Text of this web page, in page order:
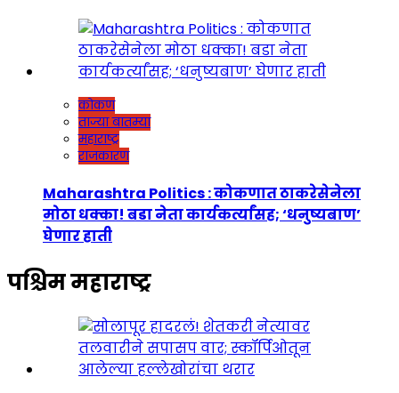
कोकण
ताज्या बातम्या
महाराष्ट्र
राजकारण
Maharashtra Politics : कोकणात ठाकरेसेनेला
मोठा धक्का! बडा नेता कार्यकर्त्यांसह; ‘धनुष्यबाण’
घेणार हाती
पश्चिम महाराष्ट्र